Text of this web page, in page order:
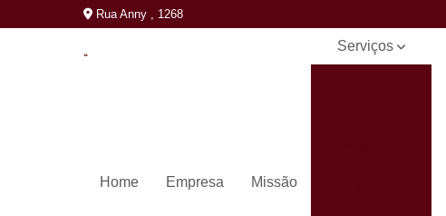
Rua Anny , 1268
Home Empresa Missão
Serviços